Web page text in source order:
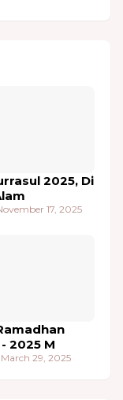
2025, Di
17, 2025
2025 M
29, 2025